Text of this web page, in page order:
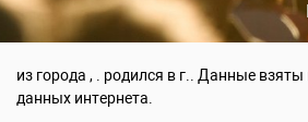
из города , . родился в г.. Данные
данных интернета.